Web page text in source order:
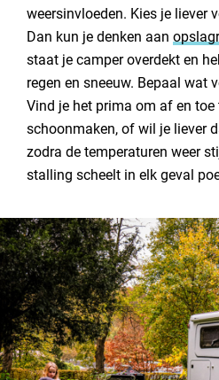
weersinvloeden. Kies je liever
Dan kun je denken aan
staat je camper overdekt en
regen en sneeuw. Bepaal wat
Vind je het prima om af en
schoonmaken, of wil je liever
zodra de temperaturen weer
stalling scheelt in elk geval